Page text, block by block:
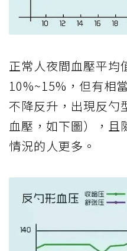
正常人夜間血壓平均
10%~15%，但有相
不降反升，出現反勺
血壓，如下圖），且
情況的人更多。